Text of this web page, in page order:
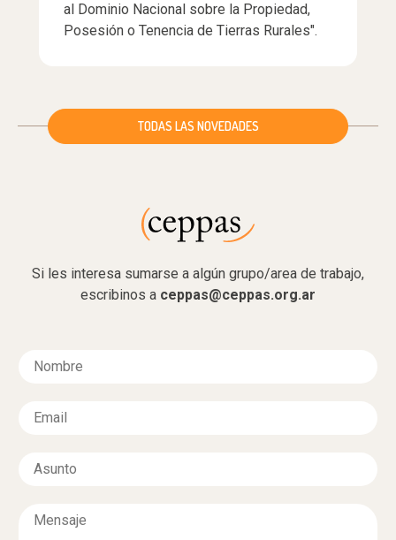
al Dominio Nacional sobre la Propiedad,
Posesión o Tenencia de Tierras Rurales".
TODAS LAS NOVEDADES
Si les interesa sumarse a algún grupo/area de trabajo,
escribinos a ceppas@ceppas.org.ar